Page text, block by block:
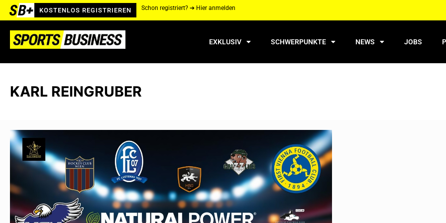
KOSTENLOS REGISTRIEREN Schon registriert? ➔ Hier anmelden
EXKLUSIV SCHWERPUNKTE NEWS JOBS
KARL REINGRUBER